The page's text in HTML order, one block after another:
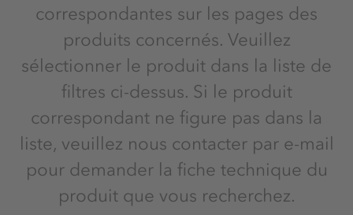
correspondantes sur les pages des
produits concernés. Veuillez
sélectionner le produit dans la liste de
filtres ci-dessus. Si le produit
correspondant ne figure pas dans la
liste, veuillez nous contacter par e-mail
pour demander la fiche technique du
produit que vous recherchez.